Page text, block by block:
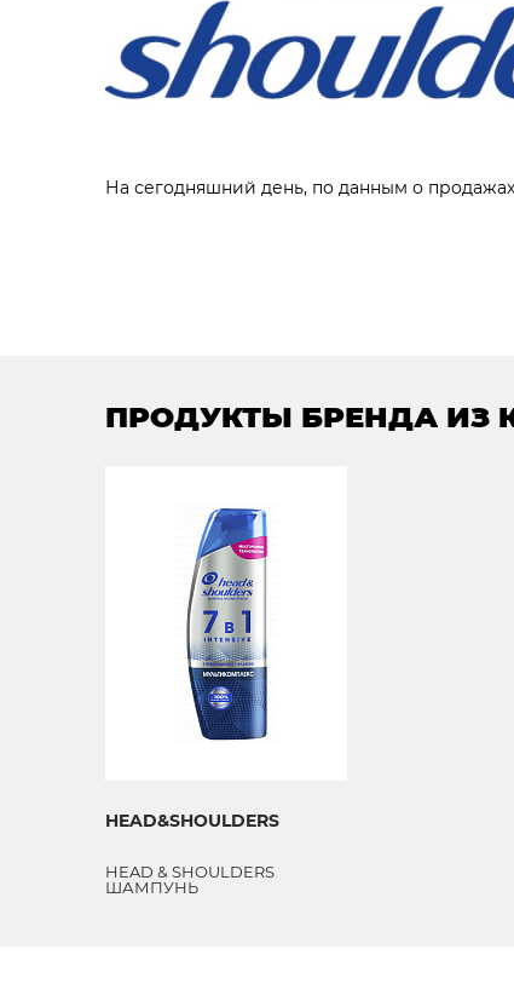
На сегодняшний день, по данным о
ПРОДУКТЫ БРЕНДА ИЗ
HEAD&SHOULDERS
HEAD & SHOULDERS
ШАМПУНЬ